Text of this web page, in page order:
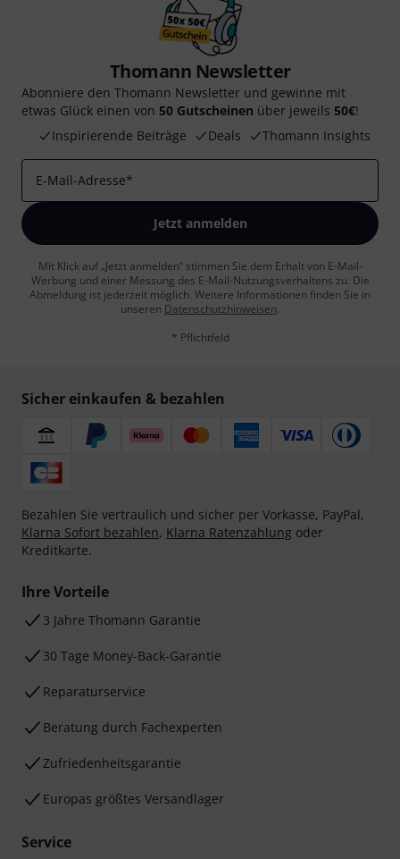
Thomann Newsletter
Abonniere den Thomann Newsletter und gewinne mit
etwas Glück einen von 50 Gutscheinen über jeweils 50€!
Inspirierende Beiträge
Deals Thomann Insights
E-Mail-Adresse*
Jetzt anmelden
Mit Klick auf „Jetzt anmelden“ stimmen Sie dem Erhalt von E-Mail-
Werbung und einer Messung des E-Mail-Nutzungsverhaltens zu. Die
Abmeldung ist jederzeit möglich. Weitere Informationen finden Sie in
unseren Datenschutzhinweisen.
* Pflichtfeld
Sicher einkaufen & bezahlen
Bezahlen Sie vertraulich und sicher per Vorkasse, PayPal,
Klarna Sofort bezahlen, Klarna Ratenzahlung oder
Kreditkarte.
Ihre Vorteile
3 Jahre Thomann Garantie
30 Tage Money-Back-Garantie
Reparaturservice
Beratung durch Fachexperten
Zufriedenheitsgarantie
Europas größtes Versandlager
Service